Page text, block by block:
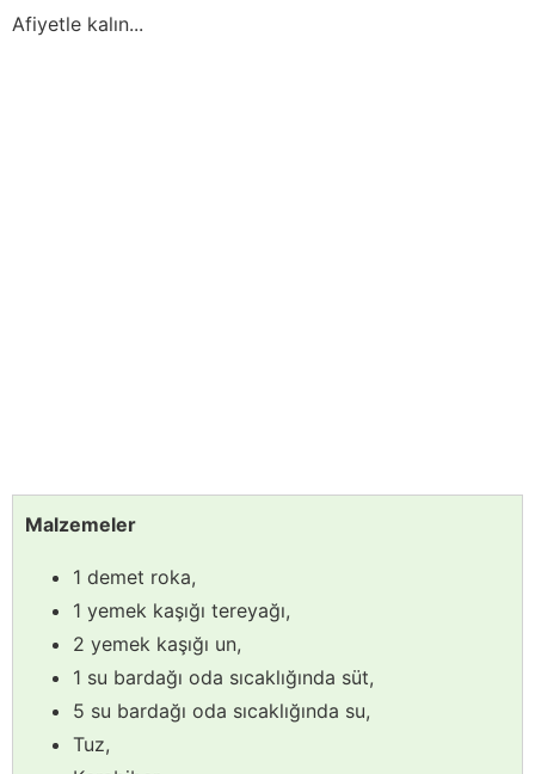
Afiyetle kalın...
Malzemeler
1 demet roka,
1 yemek kaşığı tereyağı,
2 yemek kaşığı un,
1 su bardağı oda sıcaklığında süt,
5 su bardağı oda sıcaklığında su,
Tuz,